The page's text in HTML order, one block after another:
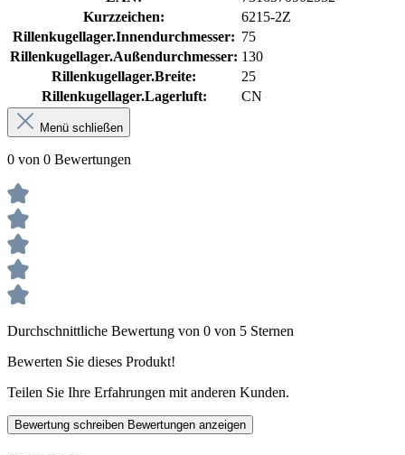
Kurzzeichen:
6215-2Z
Rillenkugellager.Innendurchmesser: 75
Rillenkugellager.Außendurchmesser: 130
Rillenkugellager.Breite:
25
Rillenkugellager.Lagerluft:
CN
Menü schließen
0 von 0 Bewertungen
Durchschnittliche Bewertung von 0 von 5 Sternen
Bewerten Sie dieses Produkt!
Teilen Sie Ihre Erfahrungen mit anderen Kunden.
Bewertung schreiben Bewertungen anzeigen